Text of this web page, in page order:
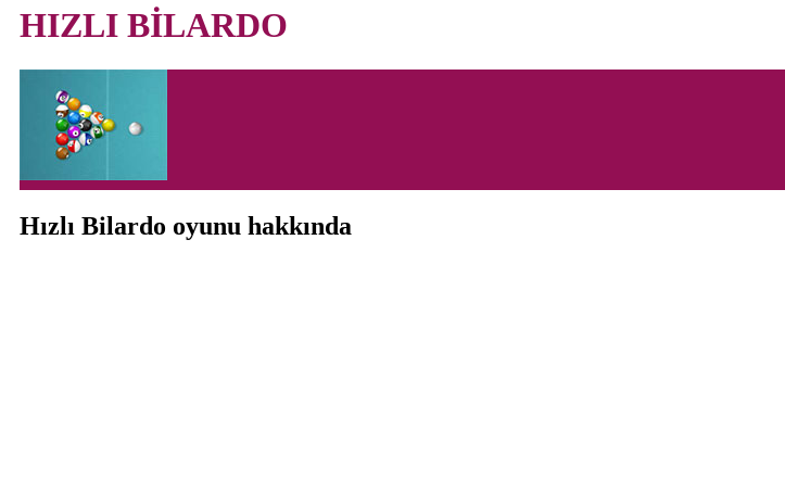
HIZLI BİLARDO
Hızlı Bilardo oyunu hakkında